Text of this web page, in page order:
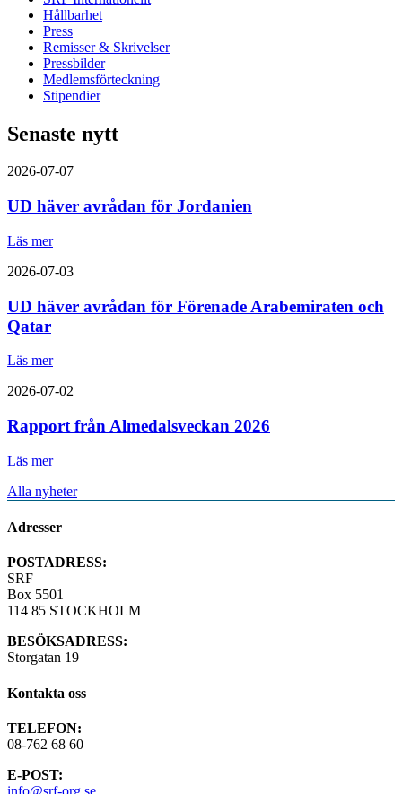
Hållbarhet
Press
Remisser & Skrivelser
Pressbilder
Medlemsförteckning
Stipendier
Senaste nytt
2026-07-07
UD häver avrådan för Jordanien
Läs mer
2026-07-03
UD häver avrådan för Förenade Arabemiraten och
Qatar
Läs mer
2026-07-02
Rapport från Almedalsveckan 2026
Läs mer
Alla nyheter
Adresser
POSTADRESS:
SRF
Box 5501
114 85 STOCKHOLM
BESÖKSADRESS:
Storgatan 19
Kontakta oss
TELEFON:
08-762 68 60
E-POST:
info@srf-org.se